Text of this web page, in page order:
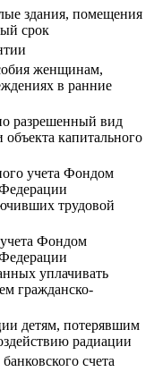
здания, помещения
срок
женщинам,
в ранние
разрешенный вид
объекта капитального
учета Фондом
трудовой
учета Фондом
уплачивать
гражданско-
детям, потерявшим
радиации
счета